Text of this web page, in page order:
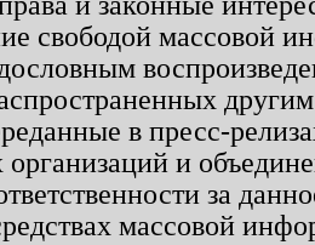
свободой массовой
в пресс-
и
за
массовой